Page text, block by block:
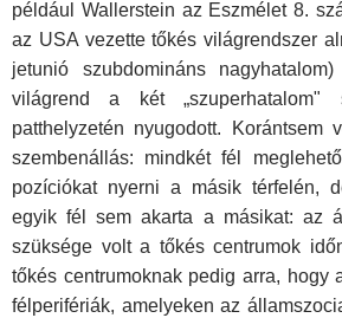
például Wallerstein az Eszmélet 8.
az USA vezette tőkés világrendszer
jetunió szubdomináns
világrend a két „szuperhatalom"
patthelyzetén nyugodott. Koránt­sem
szembenállás: mindkét fél
pozíciókat nyerni a másik térfelén,
egyik fél sem akarta a másikat: az
szüksége volt a tőkés centrumok
tőkés centrumoknak pedig ar­ra, hogy
félperifériák, amelyeken az